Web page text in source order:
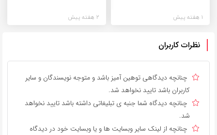
1 هفته پیش 2 هفته پیش
نظرات کاربران
چنانچه دیدگاهی توهین آمیز باشد و متوجه نویسندگان و سایر
کاربران باشد تایید نخواهد شد.
چنانچه دیدگاه شما جنبه ی تبلیغاتی داشته باشد تایید نخواهد
شد.
چنانچه از لینک سایر وبسایت ها و یا وبسایت خود در دیدگاه